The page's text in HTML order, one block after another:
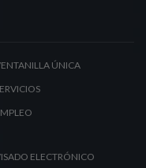
ÚNICA
ELECTRÓNICO